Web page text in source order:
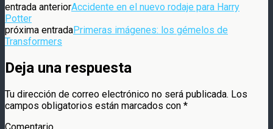
entrada anteriorAccidente en el nuevo rodaje para Harry
Potter
próxima entradaPrimeras imágenes: los gémelos de
Transformers
Deja una respuesta
Tu dirección de correo electrónico no será publicada. Los
campos obligatorios están marcados con *
Comentario